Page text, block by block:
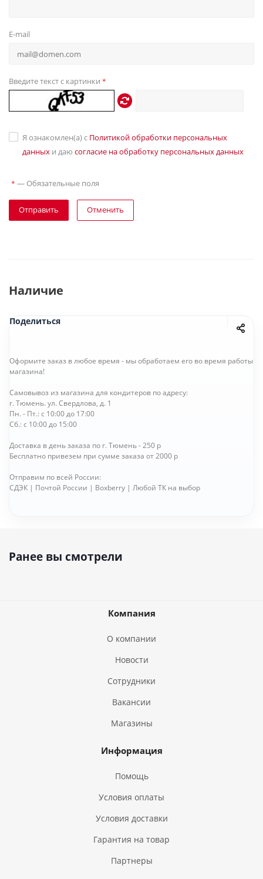
E-mail
Введите текст с картинки *
Я ознакомлен(а) с Политикой обработки персональных
данных и даю согласие на обработку персональных данных
* — Обязательные поля
Отправить Отменить
Наличие
Поделиться
Оформите заказ в любое время - мы обработаем его во время работы
магазина!
Самовывоз из магазина для кондитеров по адресу:
г. Тюмень. ул. Свердлова, д. 1
Пн. - Пт.: с 10:00 до 17:00
Сб.: с 10:00 до 15:00
Доставка в день заказа по г. Тюмень - 250 р
Бесплатно привезем при сумме заказа от 2000 р
Отправим по всей России:
СДЭК | Почтой России | Boxberry | Любой ТК на выбор
Ранее вы смотрели
Компания
О компании
Новости
Сотрудники
Вакансии
Магазины
Информация
Помощь
Условия оплаты
Условия доставки
Гарантия на товар
Партнеры